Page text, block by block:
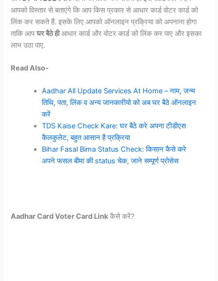
आपको विस्तार से बताएंगे कि आप किस प्रकार से आधार कार्ड वोटर कार्ड को
लिंक कर सकते हैं. इसके लिए आपको ऑनलाइन प्रक्रिया को अपनाना होगा
ताकि आपघर बैठे हीआधार कार्ड और वोटर कार्ड को लिंक कर पाए और इसका
लाभ उठा पाए.
Read Also-
Aadhar All Update Services At Home – नाम, जन्म
तिथि, पता, लिंक व अन्य जानकारीयो को अब घर बैठे ऑनलाइन
करें
TDS Kaise Check Kare: घर बैठे करे अपना टीडीएस
कैलकुलेट, बहुत आसान है प्रक्रिया
Bihar Fasal Bima Status Check: किसान कैसे करे
अपने फसल बीमा की status चेक, जाने सम्पूर्ण प्रोसेस
Aadhar Card Voter Card Link कैसे करें?